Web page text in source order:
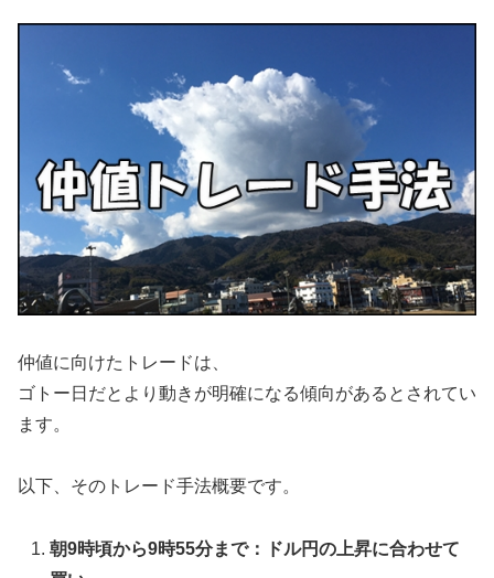
仲値に向けたトレードは、
ゴトー日だとより動きが明確になる傾向があるとされてい
ます。
以下、そのトレード手法概要です。
朝9時頃から9時55分まで：ドル円の上昇に合わせて